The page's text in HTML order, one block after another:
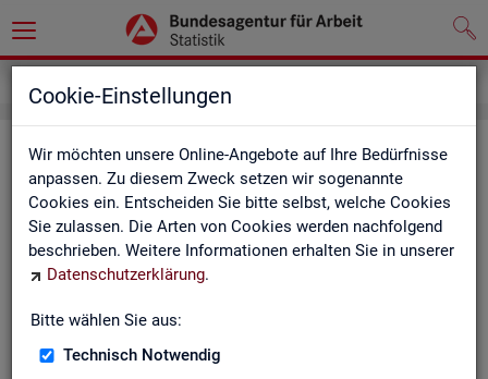
Cookie-Einstellungen
Wir möchten unsere Online-Angebote auf Ihre Bedürfnisse
anpassen. Zu diesem Zweck setzen wir sogenannte
Cookies ein. Entscheiden Sie bitte selbst, welche Cookies
Sie zulassen. Die Arten von Cookies werden nachfolgend
beschrieben. Weitere Informationen erhalten Sie in unserer
Datenschutzerklärung.
Bitte wählen Sie aus:
Technisch Notwendig
Wei­te­re Sta­tis­tik­an­ge­bo­te
Hier er­hal­ten Sie eine Aus­wahl wei­te­rer Sta­tis­tik­an­ge­bo­te an­
de­rer In­sti­tu­tio­nen: